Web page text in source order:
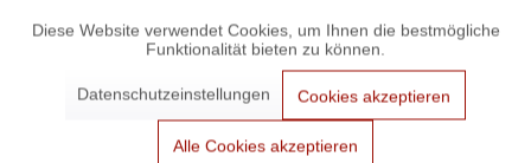
Das Gio-Ponti-Komplettpaket vom Taschen
Verlag: Bildband in limitierter Auflage mit
Aktiv
Aktiv
Diese Website verwendet Cookies, um Ihnen die bestmögliche
Funktionalität bieten zu können.
Datenschutzeinstellungen Cookies akzeptieren
Alle Cookies akzeptieren